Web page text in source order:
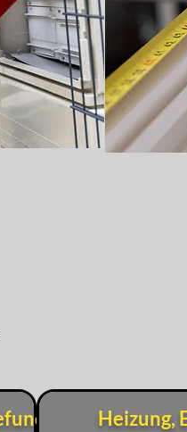
Heizung,